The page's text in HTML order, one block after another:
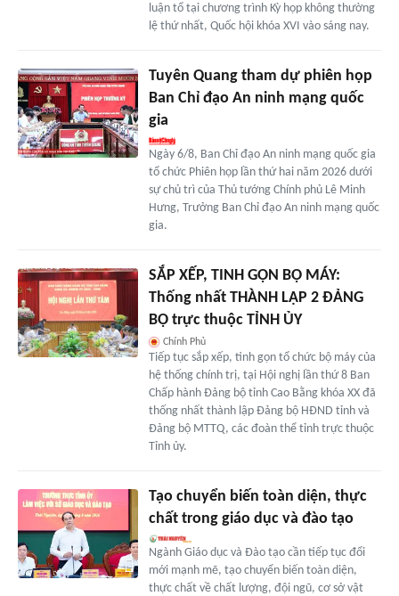
luận tổ tại chương trình Kỳ họp không thường
lệ thứ nhất, Quốc hội khóa XVI vào sáng nay.
Tuyên Quang tham dự phiên họp
Ban Chỉ đạo An ninh mạng quốc
gia
Ngày 6/8, Ban Chỉ đạo An ninh mạng quốc gia
tổ chức Phiên họp lần thứ hai năm 2026 dưới
sự chủ trì của Thủ tướng Chính phủ Lê Minh
Hưng, Trưởng Ban Chỉ đạo An ninh mạng quốc
gia.
SẮP XẾP, TINH GỌN BỘ MÁY:
Thống nhất THÀNH LẬP 2 ĐẢNG
BỘ trực thuộc TỈNH ỦY
Chính Phủ
Tiếp tục sắp xếp, tinh gọn tổ chức bộ máy của
hệ thống chính trị, tại Hội nghị lần thứ 8 Ban
Chấp hành Đảng bộ tỉnh Cao Bằng khóa XX đã
thống nhất thành lập Đảng bộ HĐND tỉnh và
Đảng bộ MTTQ, các đoàn thể tỉnh trực thuộc
Tỉnh ủy.
Tạo chuyển biến toàn diện, thực
chất trong giáo dục và đào tạo
Ngành Giáo dục và Đào tạo cần tiếp tục đổi
mới mạnh mẽ, tạo chuyển biến toàn diện,
thực chất về chất lượng, đội ngũ, cơ sở vật